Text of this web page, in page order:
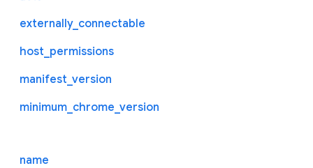
externally_connectable
host_permissions
manifest_version
minimum_chrome_version
name